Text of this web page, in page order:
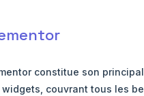
constitue son
couvrant tous les